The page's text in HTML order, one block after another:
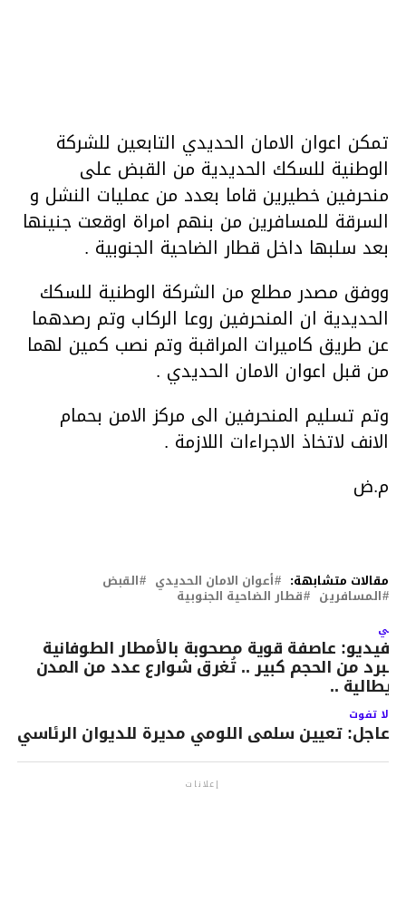
تمكن اعوان الامان الحديدي التابعين للشركة
الوطنية للسكك الحديدية من القبض على
منحرفين خطيرين قاما بعدد من عمليات النشل و
السرقة للمسافرين من بنهم امراة اوقعت جنينها
بعد سلبها داخل قطار الضاحية الجنوبية .
ووفق مصدر مطلع من الشركة الوطنية للسكك
الحديدية ان المنحرفين روعا الركاب وتم رصدهما
عن طريق كاميرات المراقبة وتم نصب كمين لهما
من قبل اعوان الامان الحديدي .
وتم تسليم المنحرفين الى مركز الامن بحمام
الانف لاتخاذ الاجراءات اللازمة .
م.ض
مقالات متشابهة: أعوان الامان الحديدي القبض
المسافرين قطار الضاحية الجنوبية
عاصفة قوية مصحوبة بالأمطار الطوفانية
من الحجم كبير .. تُغرق شوارع عدد من المدن
..
لا تفوت
عاجل: تعيين سلمى اللومي مديرة للديوان الرئاسي
إعلانات